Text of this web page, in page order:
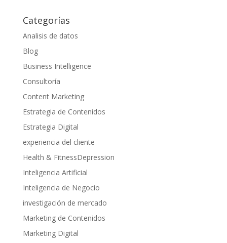
Categorías
Analisis de datos
Blog
Business Intelligence
Consultoría
Content Marketing
Estrategia de Contenidos
Estrategia Digital
experiencia del cliente
Health & FitnessDepression
Inteligencia Artificial
Inteligencia de Negocio
investigación de mercado
Marketing de Contenidos
Marketing Digital